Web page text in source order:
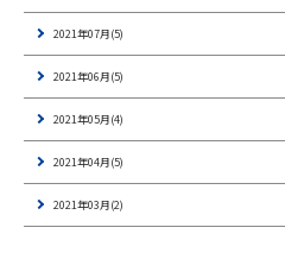
2021年07月(5)
2021年06月(5)
2021年05月(4)
2021年04月(5)
2021年03月(2)